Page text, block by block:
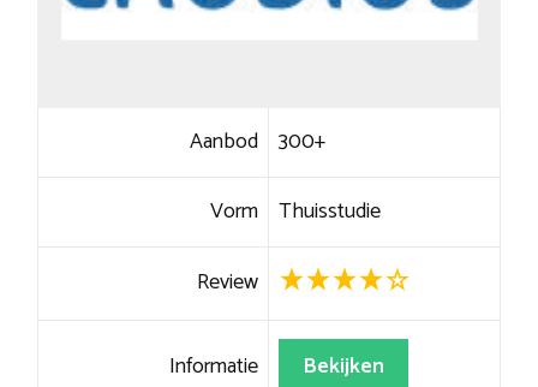
Aanbod 300+
Vorm Thuisstudie
Review
Informatie Bekijken